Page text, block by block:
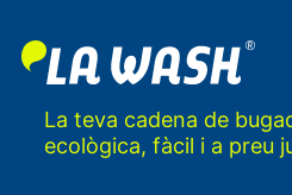
La teva cadena de
ecològica, fàcil i a preu